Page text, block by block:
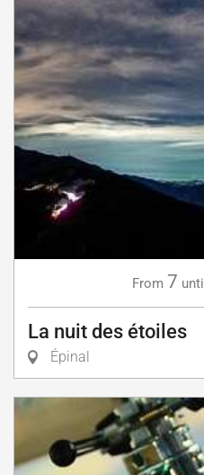
From 7 until
La nuit des étoiles
Épinal